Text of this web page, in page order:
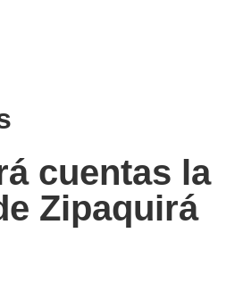
cuentas la
Zipaquirá